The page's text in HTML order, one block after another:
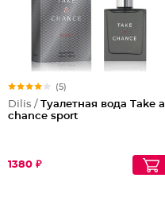
(5)
Dilis / Туалетная вода Take a
chance sport
1380 ₽